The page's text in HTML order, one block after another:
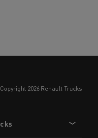
copyright 2026 Renault Trucks